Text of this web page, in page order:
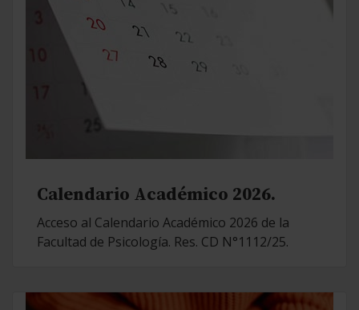
Calendario Académico 2026.
Acceso al Calendario Académico 2026 de la
Facultad de Psicología. Res. CD N°1112/25.